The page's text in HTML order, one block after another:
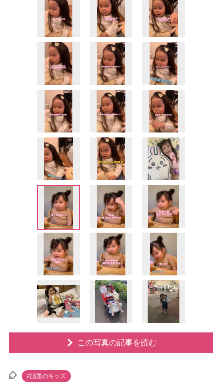
この写真の記事を読む
#話題のキッズ